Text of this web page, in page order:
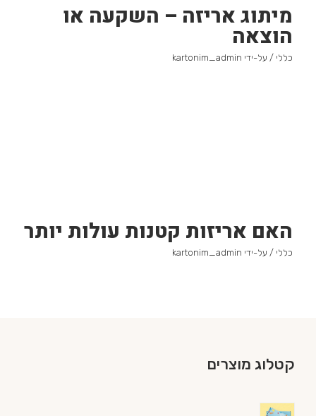
מיתוג אריזה – השקעה או
הוצאה
כללי / על-ידי kartonim_admin
האם אריזות קטנות עולות יותר
כללי / על-ידי kartonim_admin
קטלוג מוצרים